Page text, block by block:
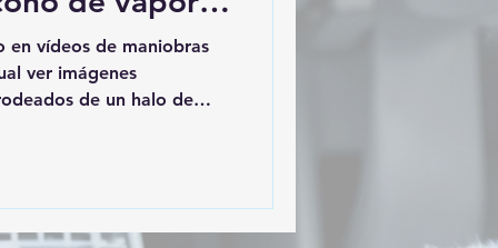
en vídeos de maniobras
ver imágenes
de un halo de
aerodinámicos
en una